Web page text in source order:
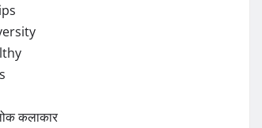
कलाकार